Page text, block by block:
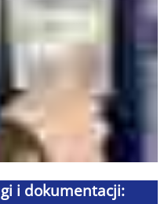
i dokumentacji: